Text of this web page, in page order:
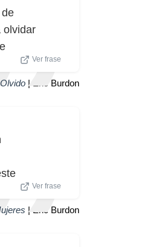
olvidar
Ver frase
Olvido | Eric Burdon
Ver frase
| Eric Burdon